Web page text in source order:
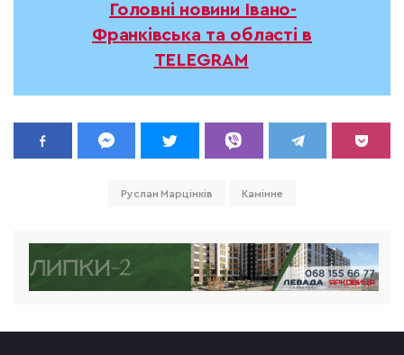
Головні новини Івано-
Франківська та області в
TELEGRAM
Руслан Марцінків Камінне